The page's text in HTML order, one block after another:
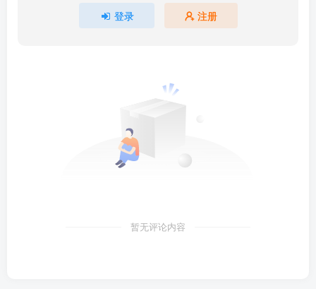
登录 注册
暂无评论内容